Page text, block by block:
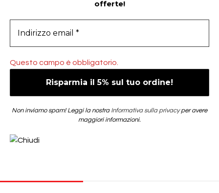
offerte!
Questo campo è obbligatorio.
Non inviamo spam! Leggi la nostra Informativa sulla privacyper avere
maggiori informazioni.